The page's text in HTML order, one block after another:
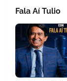
Fala Aí Tulio